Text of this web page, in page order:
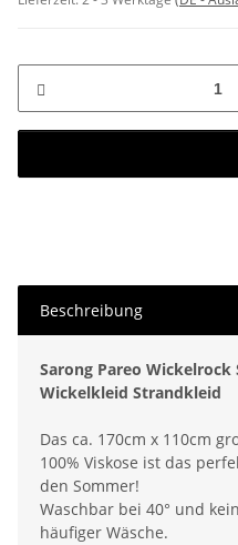
Beschreibung
Sarong Pareo
Wickelkleid Strandkleid
Das ca. 170cm x 110cm
100% Viskose ist das
den Sommer!
Waschbar bei 40° und
häufiger Wäsche.